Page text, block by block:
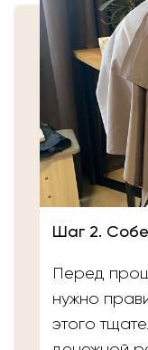
Волос».
Шаг 2.
Перед
нужно
этого